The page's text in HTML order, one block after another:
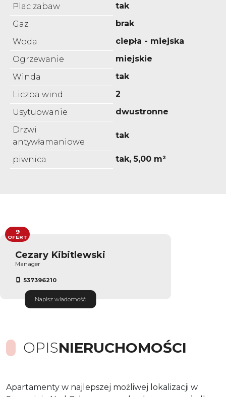
Plac zabaw
tak
Gaz
brak
Woda
ciepła - miejska
Ogrzewanie
miejskie
Winda
tak
Liczba wind
2
Usytuowanie
dwustronne
Drzwi
antywłamaniowe
tak
piwnica tak, 5,00 m²
Cezary Kibitlewski
Manager
537396210
Napisz wiadomość
9
OFERT
OPISNIERUCHOMOŚCI
Apartamenty w najlepszej możliwej lokalizacji w